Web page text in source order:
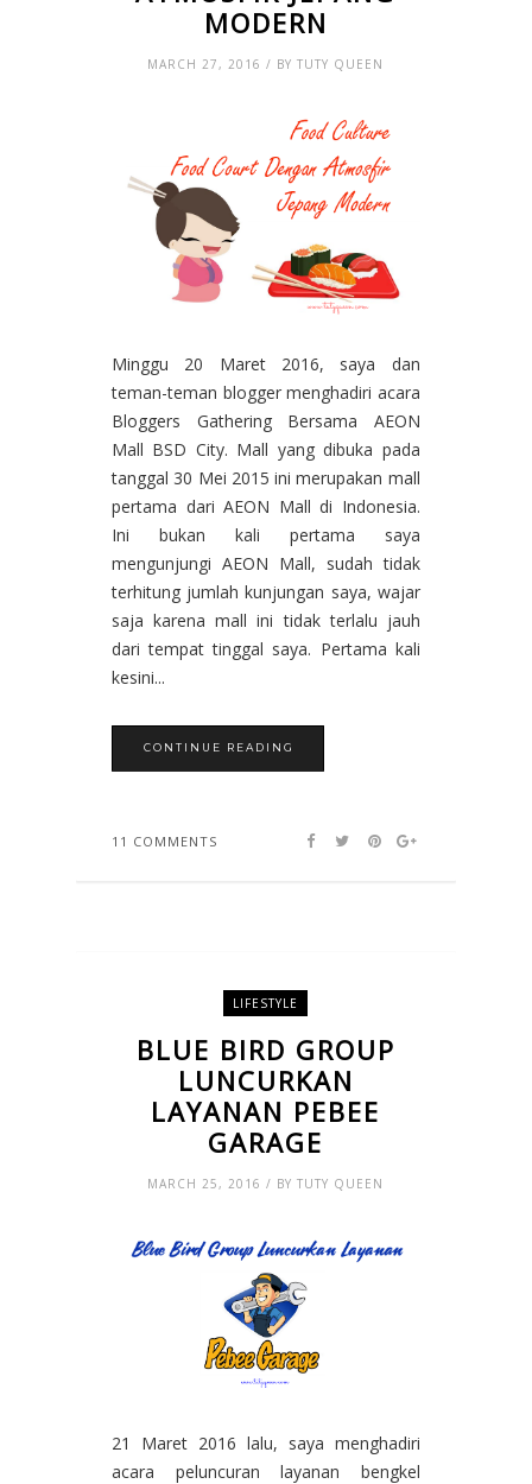
MODERN
MARCH 27, 2016 / BY TUTY QUEEN
Minggu 20 Maret 2016, saya dan
teman-teman blogger menghadiri acara
Bloggers Gathering Bersama AEON
Mall BSD City. Mall yang dibuka pada
tanggal 30 Mei 2015 ini merupakan mall
pertama dari AEON Mall di Indonesia.
Ini bukan kali pertama saya
mengunjungi AEON Mall, sudah tidak
terhitung jumlah kunjungan saya, wajar
saja karena mall ini tidak terlalu jauh
dari tempat tinggal saya. Pertama kali
kesini...
CONTINUE READING
11 COMMENTS
LIFESTYLE
BLUE BIRD GROUP
LUNCURKAN
LAYANAN PEBEE
GARAGE
MARCH 25, 2016 / BY TUTY QUEEN
21 Maret 2016 lalu, saya menghadiri
acara peluncuran layanan bengkel